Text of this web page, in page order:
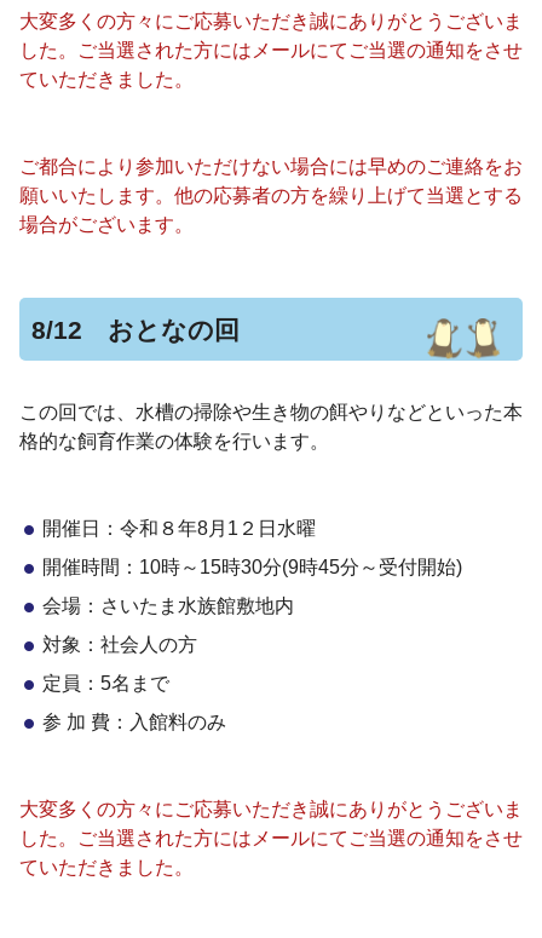
大変多くの方々にご応募いただき誠にありがとうございま
した。ご当選された方にはメールにてご当選の通知をさせ
ていただきました。
ご都合により参加いただけない場合には早めのご連絡をお
願いいたします。他の応募者の方を繰り上げて当選とする
場合がございます。
8/12 おとなの回
この回では、 水槽の掃除や生き物の餌やりなどといった本
格的な飼育作業の体験を行います。
開催日：令和８年8月1２日水曜
開催時間：10時～15時30分(9時45分～受付開始)
会場：さいたま水族館敷地内
対象：社会人の方
定員：5名まで
参 加 費：入館料のみ
大変多くの方々にご応募いただき誠にありがとうございま
した。ご当選された方にはメールにてご当選の通知をさせ
ていただきました。